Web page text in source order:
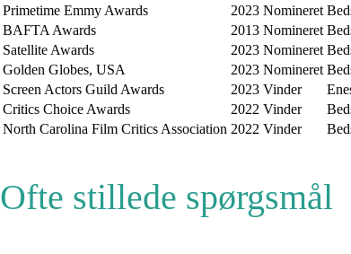
Primetime Emmy Awards
2023 Nomineret
BAFTA Awards
2013 Nomineret
Satellite Awards
2023 Nomineret
Golden Globes, USA
2023 Nomineret
Screen Actors Guild Awards
2023 Vinder
Critics Choice Awards
2022 Vinder
North Carolina Film Critics Association 2022 Vinder
Ofte stillede spørgsmål